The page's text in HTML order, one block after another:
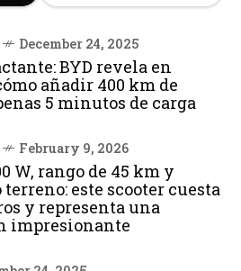
December 24, 2025
BYD revela en
añadir 400 km de
5 minutos de carga
February 9, 2026
W, rango de 45 km y
terreno: este scooter cuesta
y representa una
impresionante